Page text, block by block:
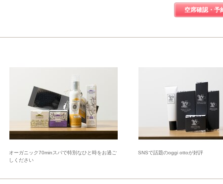
空席確認・予
オーガニック70minスパで特別なひと時をお過ご
しください
SNSで話題のoggi ottoが好評